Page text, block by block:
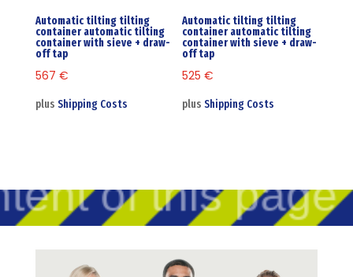
Automatic tilting tilting
container automatic tilting
container with sieve + draw-
off tap
567 €
plus Shipping Costs
Automatic tilting tilting
container automatic tilting
container with sieve + draw-
off tap
525€
plusShipping Costs